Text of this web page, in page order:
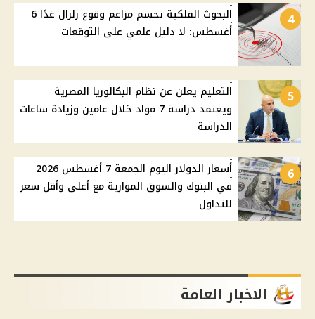
4
البحوث الفلكية تحسم مزاعم وقوع زلزال غدًا 6
أغسطس: لا دليل علمي على التوقعات
5
التعليم يعلن عن نظام البكالوريا المصرية
ويعتمد دراسة 7 مواد خلال عامين وزيادة ساعات
الدراسة
6
أسعار الدولار اليوم الجمعة 7 أغسطس 2026
في البنوك والسوق الموازية مع أعلى وأقل سعر
للتداول
الاخبار العامة